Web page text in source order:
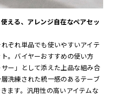
える、アレンジ自在なペアセッ
ぞれ単品でも使いやすいアイテ
。バイヤーおすすめの使い方
ー」として添えた上品な組み合
洗練された統一感のあるテーブ
ます。汎用性の高いアイテムな